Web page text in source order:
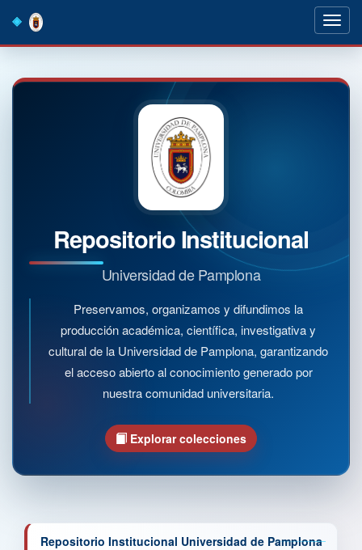
navigation
Repositorio Institucional
Universidad de Pamplona
Preservamos, organizamos y difundimos la
producción académica, científica, investigativa y
cultural de la Universidad de Pamplona, garantizando
el acceso abierto al conocimiento generado por
nuestra comunidad universitaria.
Explorar colecciones
Repositorio Institucional Universidad de Pamplona